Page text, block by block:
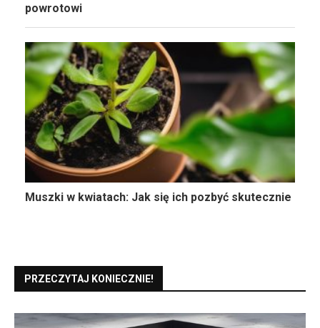
powrotowi
Muszki w kwiatach: Jak się ich pozbyć skutecznie
PRZECZYTAJ KONIECZNIE!